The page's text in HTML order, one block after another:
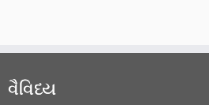
વૈવિધ્ય